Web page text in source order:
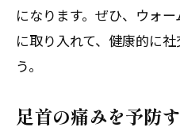
になります。ぜひ、ウォ
に取り入れて、健康的に
う。
足首の痛みを予防